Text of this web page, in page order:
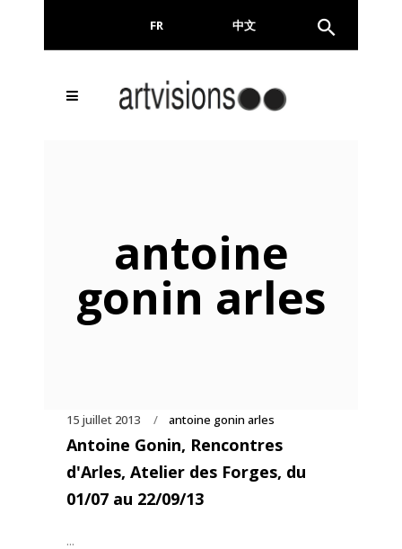
FR 中文
antoine
gonin arles
15 juillet 2013 antoine gonin arles
Antoine Gonin, Rencontres
d'Arles, Atelier des Forges, du
01/07 au 22/09/13
...
En continuant, vous acceptez de nous communiquer
votre adresse email pour l’envoi de la Newsletter. En
aucun cas elle ne sera transmise à un tiers.